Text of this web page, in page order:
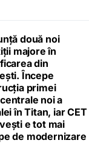
două noi
majore în
din
Începe
primei
noi a
în Titan, iar CET
e tot mai
de modernizare